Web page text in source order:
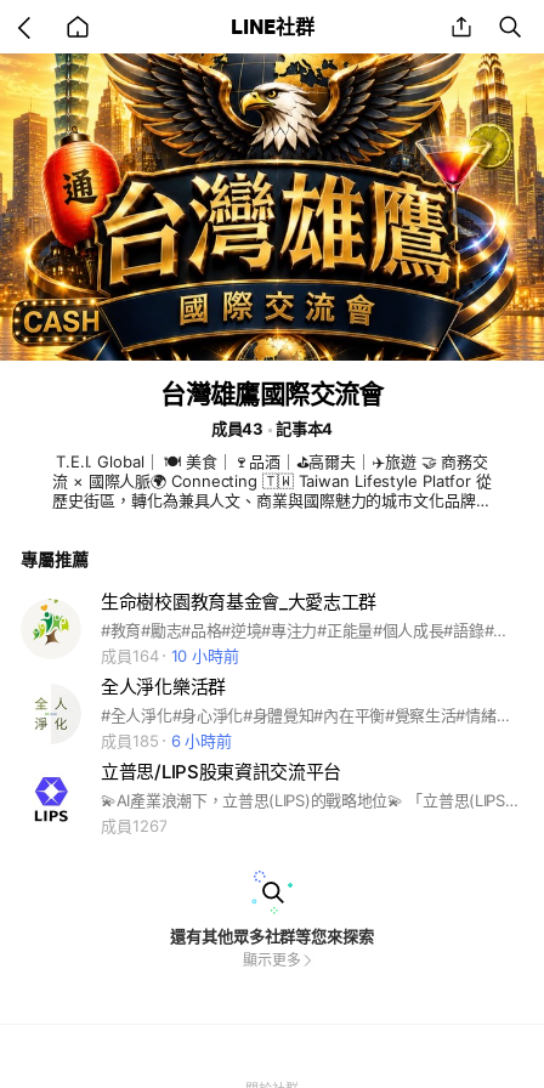
back
to
home
LINE社群 share
台灣雄鷹國際交流會
成員43
記事本4
T.E.I. Global｜ 🍽 美食｜🍷品酒｜⛳️高爾夫｜✈️旅遊 🤝 商務交
流 × 國際人脈🌍 Connecting 🇹🇼 Taiwan Lifestyle Platfor 從
歷史街區，轉化為兼具人文、商業與國際魅力的城市文化品牌。
專屬推薦
生命樹校園教育基金會_大愛志工群
#教育#勵志#品格#逆境#專注力#正能量#個人成長#語錄#勵志語錄#改變#自我成長#自我提升#正面思考#心靈雞湯#進步#心靈#智慧#快樂#堅持#成功#目標#學習#心態#偏鄉#公益#營隊#反毒#親子成長#人際關係#換位思考#雙贏#時間管理#逆境#天賦#團隊凝聚#成績#學業#紀律#情緒#同理#感恩#夢想#家人#志工#校園教育#桌遊#財商
成員164
10 小時前
全人淨化樂活群
#全人淨化#身心淨化#身體覺知#內在平衡#覺察生活#情緒釋放#健康重啟#腸道養護#腸胃保養#清腸生活#宿便排空#輕盈體感#自然減重#淨化減脂#無痛瘦身#身體塑形#曲線養成#代謝提升#體脂管理#健康管理#醫師團隊
成員185
6 小時前
立普思/LIPS股東資訊交流平台
💫AI產業浪潮下，立普思(LIPS)的戰略地位💫 「立普思(LIPS)是3DxAI機器視覺解決方案提供者。內容包含：光機設計、軟體開發、視覺邊緣運算、視覺邊緣運算加速器、系統整合 等」 相關連結如下： 影片導覽： 1）https://youtu.be/PyHb2xCorio?si=qas3a-YJ7e3i3Foo 2）https://m.youtube.com/watch?v=sAAbpJ1Xaa8&pp=ygUJ56uL5pmu5oCd 官網： https://www.lips-hci.com/zh/draft-assets FB： https://m.facebook.com/lipshci 💫每日相關規範提醒💫 1) 群組中以➡️3D攝像(雙目,結構光,Tof),IPC,AMR,物流倉儲,機器人,測量儀器,AI,…與機器視覺相關⬅️為主。 2)勿涉及政治、宗教與機器視覺產業無關聯之訊息。 3)歡迎產業同好不吝分享相關資訊與討論。
成員1267
還有其他眾多社群等您來探索
顯示更多